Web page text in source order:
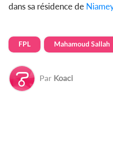
dans sa résidence de
FPL Mahamoud Sallah
Par Koaci